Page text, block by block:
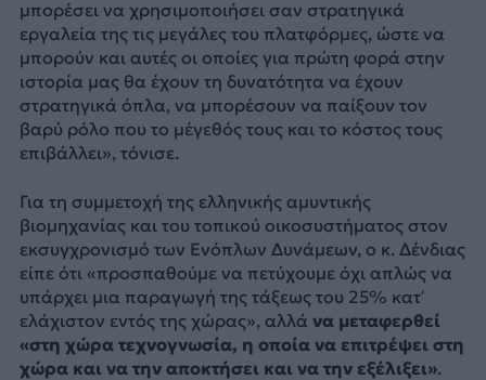
μπορέσει να χρησιμοποιήσει σαν στρατηγικά
εργαλεία της τις μεγάλες του πλατφόρμες, ώστε να
μπορούν και αυτές οι οποίες για πρώτη φορά στην
ιστορία μας θα έχουν τη δυνατότητα να έχουν
στρατηγικά όπλα, να μπορέσουν να παίξουν τον
βαρύ ρόλο που το μέγεθός τους και το κόστος τους
επιβάλλει», τόνισε.
Για τη συμμετοχή της ελληνικής αμυντικής
βιομηχανίας και του τοπικού οικοσυστήματος στον
εκσυγχρονισμό των Ενόπλων Δυνάμεων, ο κ. Δένδιας
είπε ότι «προσπαθούμε να πετύχουμε όχι απλώς να
υπάρχει μια παραγωγή της τάξεως του 25% κατ’
ελάχιστον εντός της χώρας», αλλά να μεταφερθεί
«στη χώρα τεχνογνωσία, η οποία να επιτρέψει στη
χώρα και να την αποκτήσει και να την εξέλιξει».